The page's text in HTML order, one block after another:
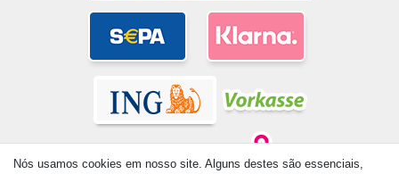
Nós usamos cookies em nosso site. Alguns destes são essenciais,